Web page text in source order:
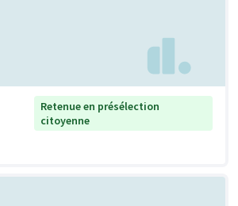
Retenue en présélection
citoyenne